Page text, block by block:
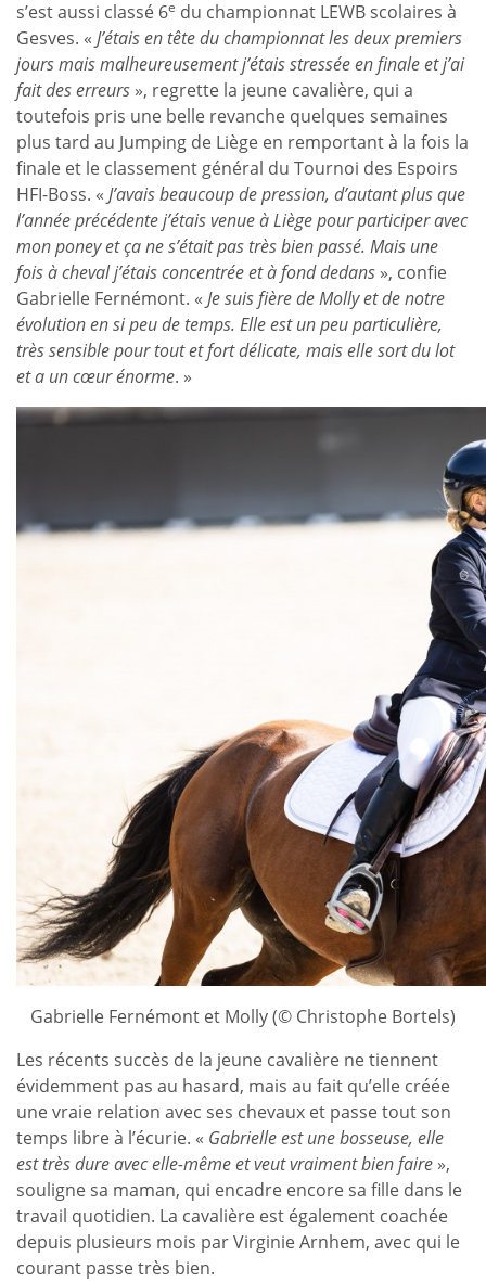
s’est aussi classé 6e du championnat LEWB scolaires à
Gesves. « J’étais en tête du championnat les deux premiers
jours mais malheureusement j’étais stressée en finale et j’ai
fait des erreurs », regrette la jeune cavalière, qui a
toutefois pris une belle revanche quelques semaines
plus tard au Jumping de Liège en remportant à la fois la
finale et le classement général du Tournoi des Espoirs
HFI-Boss. « J’avais beaucoup de pression, d’autant plus que
l’année précédente j’étais venue à Liège pour participer avec
mon poney et ça ne s’était pas très bien passé. Mais une
fois à cheval j’étais concentrée et à fond dedans », confie
Gabrielle Fernémont. « Je suis fière de Molly et de notre
évolution en si peu de temps. Elle est un peu particulière,
très sensible pour tout et fort délicate, mais elle sort du lot
et a un cœur énorme. »
Gabrielle Fernémont et Molly (© Christophe Bortels)
Les récents succès de la jeune cavalière ne tiennent
évidemment pas au hasard, mais au fait qu’elle créée
une vraie relation avec ses chevaux et passe tout son
temps libre à l’écurie. « Gabrielle est une bosseuse, elle
est très dure avec elle-même et veut vraiment bien faire »,
souligne sa maman, qui encadre encore sa fille dans le
travail quotidien. La cavalière est également coachée
depuis plusieurs mois par Virginie Arnhem, avec qui le
courant passe très bien.